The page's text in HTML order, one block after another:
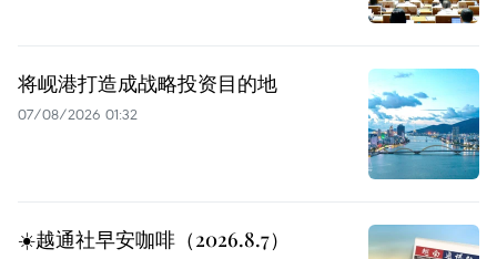
将岘港打造成战略投资目的地
07/08/2026 01:32
☀️越通社早安咖啡（2026.8.7）